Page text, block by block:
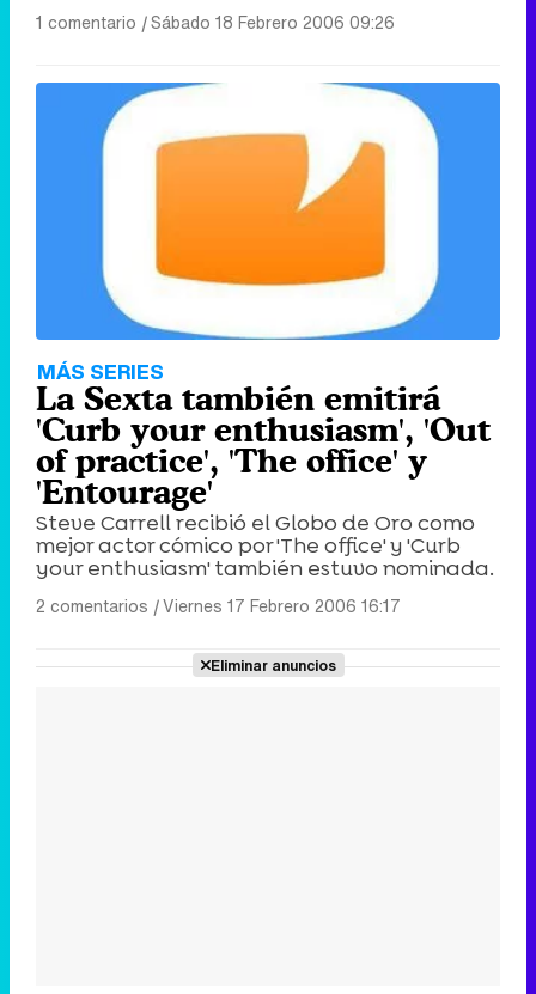
1 comentario |Sábado 18 Febrero 2006 09:26
MÁS SERIES
La Sexta también emitirá
'Curb your enthusiasm', 'Out
of practice', 'The office' y
'Entourage'
Steve Carrell recibió el Globo de Oro como
mejor actor cómico por 'The office' y 'Curb
your enthusiasm' también estuvo nominada.
2 comentarios |Viernes 17 Febrero 2006 16:17
Eliminar anuncios